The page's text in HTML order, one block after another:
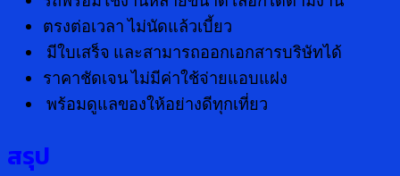
ตรงต่อเวลา ไม่นัดแล้วเบี้ยว
มีใบเสร็จ และสามารถออกเอกสารบริษัทได้
ราคาชัดเจน ไม่มีค่าใช้จ่ายแอบแฝง
พร้อมดูแลของให้อย่างดีทุกเที่ยว
สรุป